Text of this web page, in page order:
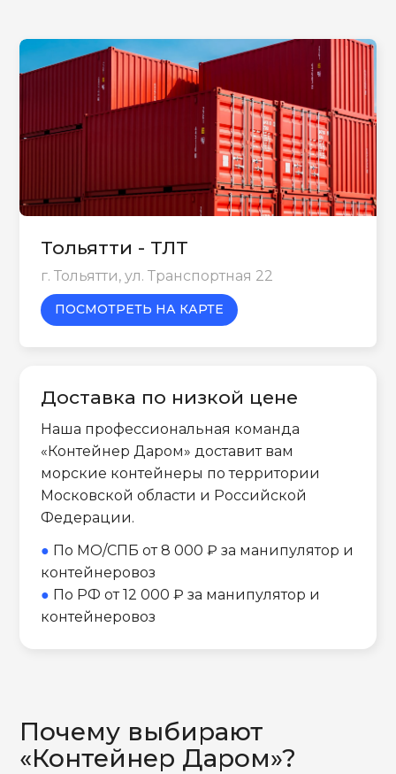
Тольятти - ТЛТ
г. Тольятти, ул. Транспортная 22
ПОСМОТРЕТЬ НА КАРТЕ
Доставка по низкой цене
Наша профессиональная команда
«Контейнер Даром» доставит вам
морские контейнеры по территории
Московской области и Российской
Федерации.
● По МО/СПБ от 8 000 ₽ за манипулятор и
контейнеровоз
● По РФ от 12 000 ₽ за манипулятор и
контейнеровоз
Почему выбирают
«Контейнер Даром»?